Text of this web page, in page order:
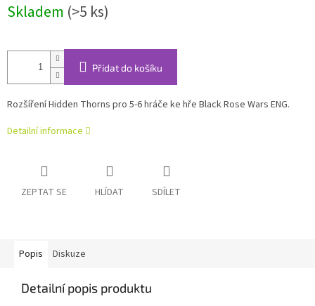
cena:
Skladem (>5 ks)
Přidat do košíku
Rozšíření Hidden Thorns pro 5-6 hráče ke hře Black Rose Wars ENG.
Detailní informace
ZEPTAT SE HLÍDAT SDÍLET
Popis Diskuze
Detailní popis produktu